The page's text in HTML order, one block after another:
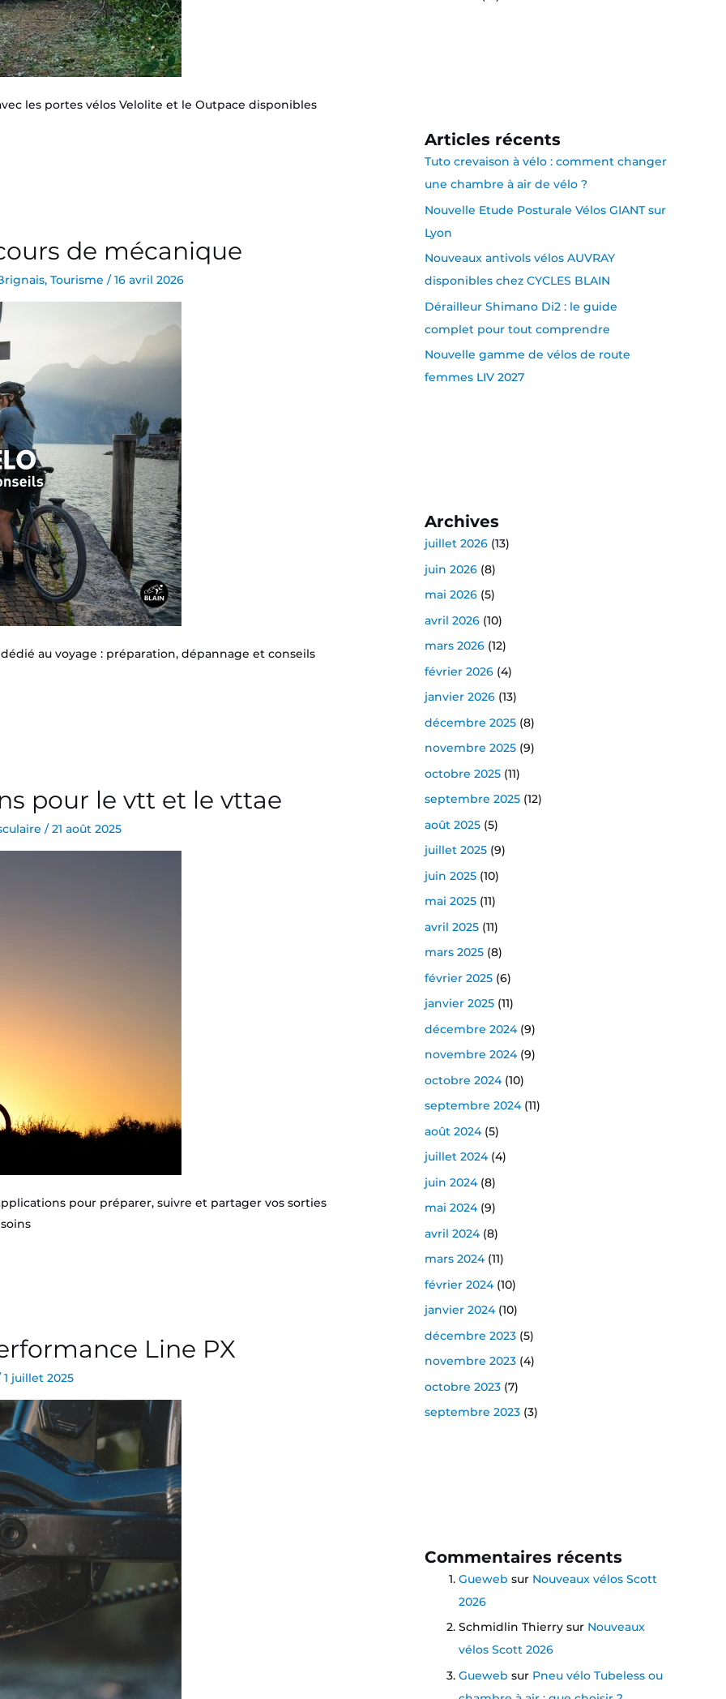
les portes vélos Velolite et le Outpace disponibles
de mécanique
, Tourisme /16 avril 2026
au voyage : préparation, dépannage et conseils
pour le vtt et le vttae
/21 août 2025
pour préparer, suivre et partager vos sorties
Line PX
1 juillet 2025
Articles récents
Tuto crevaison à vélo : comment changer
une chambre à air de vélo ?
Nouvelle Etude Posturale Vélos GIANT sur
Lyon
Nouveaux antivols vélos AUVRAY
disponibles chez CYCLES BLAIN
Dérailleur Shimano Di2 : le guide
complet pour tout comprendre
Nouvelle gamme de vélos de route
femmes LIV 2027
Archives
juillet 2026 (13)
juin 2026 (8)
mai 2026 (5)
avril 2026 (10)
mars 2026 (12)
février 2026 (4)
janvier 2026 (13)
décembre 2025 (8)
novembre 2025 (9)
octobre 2025 (11)
septembre 2025 (12)
août 2025 (5)
juillet 2025 (9)
juin 2025 (10)
mai 2025 (11)
avril 2025 (11)
mars 2025 (8)
février 2025 (6)
janvier 2025 (11)
décembre 2024(9)
novembre 2024(9)
octobre 2024(10)
septembre 2024(11)
août 2024(5)
juillet 2024(4)
juin 2024(8)
mai 2024(9)
avril 2024(8)
mars 2024(11)
février 2024(10)
janvier 2024(10)
décembre 2023 (5)
novembre 2023 (4)
octobre 2023 (7)
septembre 2023 (3)
Commentaires récents
Gueweb sur Nouveaux vélos Scott
2026
Schmidlin Thierry sur Nouveaux
vélos Scott 2026
Gueweb sur Pneu vélo Tubeless ou